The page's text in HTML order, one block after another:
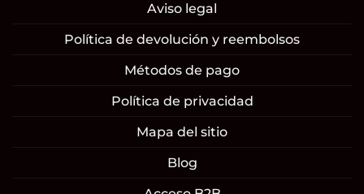
Aviso legal
Política de devolución y reembolsos
Métodos de pago
Política de privacidad
Mapa del sitio
Blog